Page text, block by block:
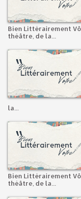
Bien Littérairement
théâtre, de la...
la...
Bien Littérairement
théâtre, de la...